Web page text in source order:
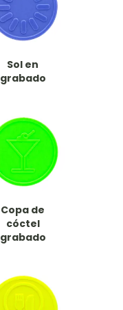
Sol en
grabado
Copa de
cóctel
grabado